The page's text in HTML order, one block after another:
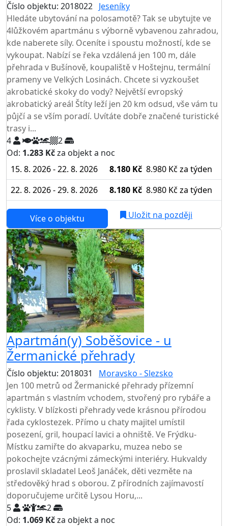
Číslo objektu: 2018022 Jeseníky
Hledáte ubytování na polosamotě? Tak se ubytujte ve
4lůžkovém apartmánu s výborně vybavenou zahradou,
kde naberete síly. Oceníte i spoustu možností, kde se
vykoupat. Nabízí se řeka vzdálená jen 100 m, dále
přehrada v Bušínově, koupaliště v Hoštejnu, termální
prameny ve Velkých Losinách. Chcete si vyzkoušet
akrobatické skoky do vody? Největší evropský
akrobatický areál Štíty leží jen 20 km odsud, vše vám tu
půjčí a se vším poradí. Uvítáte dobře značené turistické
trasy i...
4
2
Od: 1.283 Kčza objekt a noc
15. 8. 2026 - 22. 8. 2026
8.180 Kč 8.980 Kč za týden
22. 8. 2026 - 29. 8. 2026
8.180 Kč 8.980 Kč za týden
Více o objektu Uložit na později
Apartmán(y) Soběšovice - u
Žermanické přehrady
Číslo objektu: 2018031
Moravsko - Slezsko
Jen 100 metrů od Žermanické přehrady přízemní
apartmán s vlastním vchodem, stvořený pro rybáře a
cyklisty. V blízkosti přehrady vede krásnou přírodou
řada cyklostezek. Přímo u chaty majitel umístil
posezení, gril, houpací lavici a ohniště. Ve Frýdku-
Místku zamiřte do akvaparku, muzea nebo se
pokochejte vzácnými zámeckými interiéry. Hukvaldy
proslavil skladatel Leoš Janáček, děti vezměte na
středověký hrad s oborou. Z přírodních zajímavostí
doporučujeme určitě Lysou Horu,...
5
2
Od: 1.069 Kčza objekt a noc